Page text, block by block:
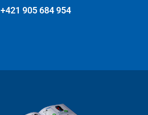
+421 905 684 954